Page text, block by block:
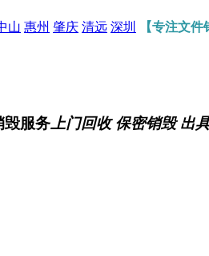
山 惠州 肇庆 清远 深圳 【专注文
毁服务 上门回收 保密销毁 出